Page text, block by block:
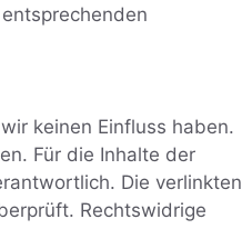
keinen Einfluss haben.
Für die Inhalte der
Die verlinkten
Rechtswidrige